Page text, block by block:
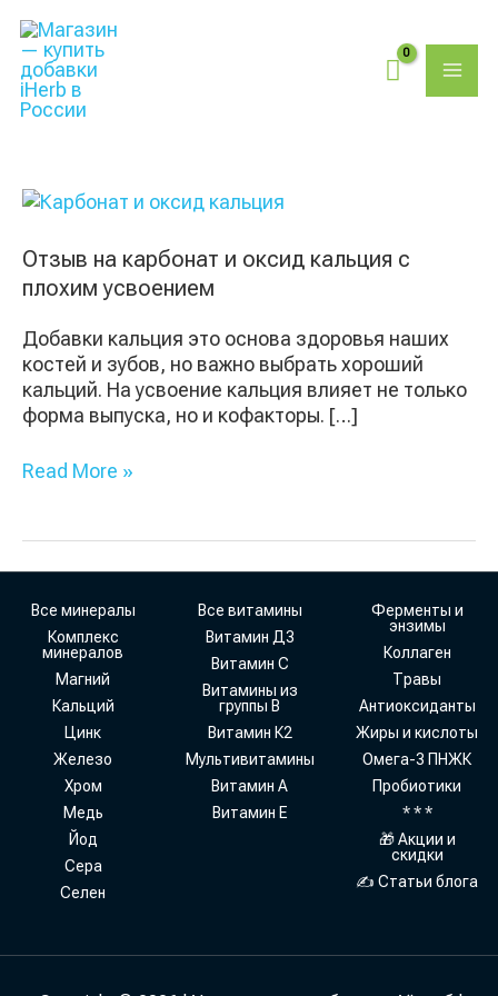
содержимому
Отзыв на карбонат и оксид кальция с
плохим усвоением
Добавки кальция это основа здоровья наших
костей и зубов, но важно выбрать хороший
кальций. На усвоение кальция влияет не только
форма выпуска, но и кофакторы. […]
Отзыв
карбонат
оксид
кальция
с
плохим
усвоением
Read More »
Все минералы
Комплекс
минералов
Магний
Кальций
Цинк
Железо
Хром
Медь
Йод
Сера
Селен
Все витамины
Витамин Д3
Витамин С
Витамины из
группы В
Витамин К2
Мультивитамины
Витамин А
Витамин Е
Ферменты и
энзимы
Коллаген
Травы
Антиоксиданты
Жиры и кислоты
Омега-3 ПНЖК
Пробиотики
* * *
🎁 Акции и
скидки
✍ Статьи блога
товаров